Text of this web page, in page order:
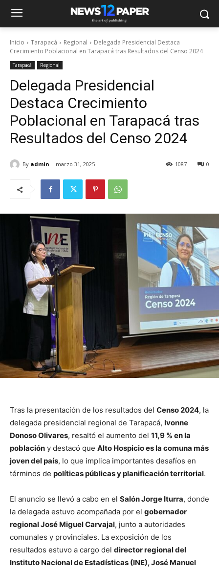
Inicio Tarapacá Regional
Delegada Presidencial Destaca
Crecimiento Poblacional en Tarapacá tras Resultados del Censo 2024
Tarapacá Regional
Delegada Presidencial
Destaca Crecimiento
Poblacional en Tarapacá tras
Resultados del Censo 2024
By admin marzo 31, 2025 0
1087
Tras la presentación de los resultados del Censo 2024, la
delegada presidencial regional de Tarapacá, Ivonne
Donoso Olivares, resaltó el aumento del 11,9 % en la
población y destacó que Alto Hospicio es la comuna más
joven del país, lo que implica importantes desafíos en
términos de políticas públicas y planificación territorial.
El anuncio se llevó a cabo en el Salón Jorge Iturra, donde
la delegada estuvo acompañada por el gobernador
regional José Miguel Carvajal, junto a autoridades
comunales y provinciales. La exposición de los
resultados estuvo a cargo del director regional del
Instituto Nacional de Estadísticas (INE), José Manuel